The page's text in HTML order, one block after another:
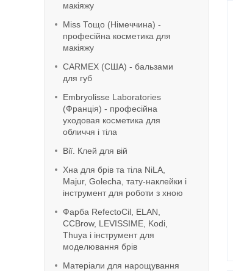
макіяжу
Miss Тощо (Німеччина) -
професійна косметика для
макіяжу
CARMEX (США) - бальзами
для губ
Embryolisse Laboratories
(Франція) - професійна
уходовая косметика для
обличчя і тіла
Вії. Клей для вій
Хна для брів та тіла NiLA,
Majur, Golecha, тату-наклейки і
інструмент для роботи з хною
Фарба RefeсtoCil, ELAN,
CCBrow, LEVISSIME, Kodi,
Thuya і інструмент для
моделювання брів
Матеріали для нарощування